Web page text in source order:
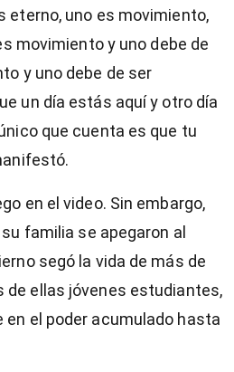
eterno, uno es movimiento,
movimiento y uno debe de
y uno debe de ser
un día estás aquí y otro día
que cuenta es que tu
en el video. Sin embargo,
familia se apegaron al
segó la vida de más de
de ellas jóvenes estudiantes,
el poder acumulado hasta